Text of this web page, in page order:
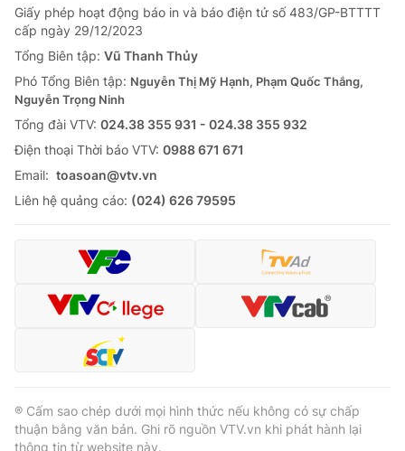
Cơ quan chủ quản:
Cơ quan báo chí:
Thời báo VTV
Giấy phép hoạt động báo in và báo điện tử số 483/GP-BTTTT
cấp ngày 29/12/2023
Tổng Biên tập:
Nguyễn Trọng Ninh
Tổng đài VTV: 024.38 355 931 - 024.38 355 932
toasoan@vtv.vn
Giấy phép hoạt động báo in và báo điện tử số 483/GP-BTTTT
cấp ngày 29/12/2023
Tổng Biên tập: Vũ Thanh Thủy
Phó Tổng Biên tập: Nguyễn Thị Mỹ Hạnh, Phạm Quốc Thắng,
Nguyễn Trọng Ninh
Tổng đài VTV: 024.38 355 931 - 024.38 355 932
Ðiện thoại Thời báo VTV: 0988 671 671
Email: toasoan@vtv.vn
Liên hệ quảng cáo: (024) 626 79595
® Cấm sao chép dưới mọi hình thức nếu không có sự chấp
thuận bằng văn bản. Ghi rõ nguồn VTV.vn khi phát hành lại
thông tin từ website này.